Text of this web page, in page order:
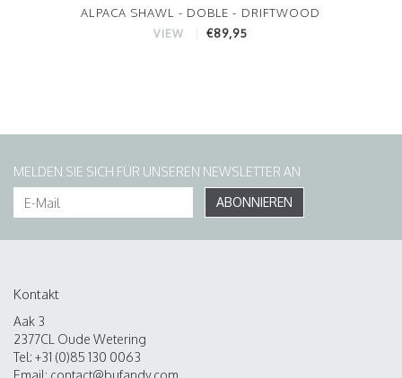
ALPACA SHAWL - DOBLE - DRIFTWOOD
VIEW €89,95
MELDEN SIE SICH FÜR UNSEREN NEWSLETTER AN
ABONNIEREN
Kontakt
Aak 3
2377CL Oude Wetering
Tel: +31 (0)85 130 0063
Email: contact@bufandy.com